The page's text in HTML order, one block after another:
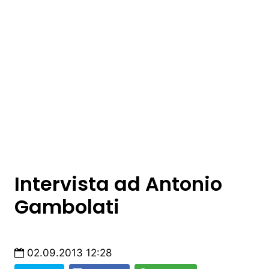
Intervista ad Antonio
Gambolati
02.09.2013 12:28